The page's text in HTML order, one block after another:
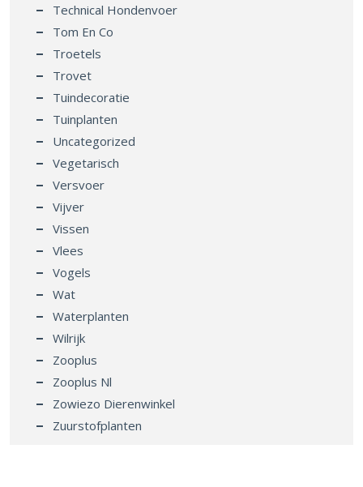
Technical Hondenvoer
Tom En Co
Troetels
Trovet
Tuindecoratie
Tuinplanten
Uncategorized
Vegetarisch
Versvoer
Vijver
Vissen
Vlees
Vogels
Wat
Waterplanten
Wilrijk
Zooplus
Zooplus Nl
Zowiezo Dierenwinkel
Zuurstofplanten